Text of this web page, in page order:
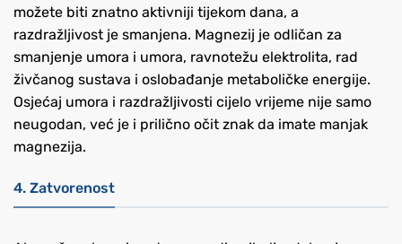
možete biti znatno aktivniji tijekom dana, a
razdražljivost je smanjena. Magnezij je odličan za
smanjenje umora i umora, ravnotežu elektrolita, rad
živčanog sustava i oslobađanje metaboličke energije.
Osjećaj umora i razdražljivosti cijelo vrijeme nije samo
neugodan, već je i prilično očit znak da imate manjak
magnezija.
4. Zatvorenost